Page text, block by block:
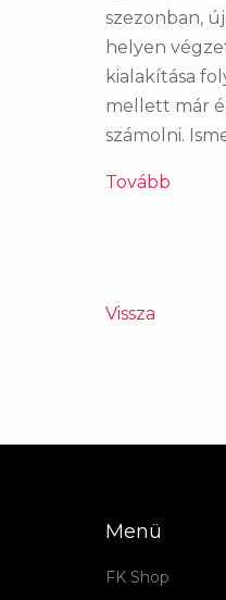
szezonban,
helyen
kialakítása
mellett már
számolni.
Tovább
Vissza
Menü
FK Shop